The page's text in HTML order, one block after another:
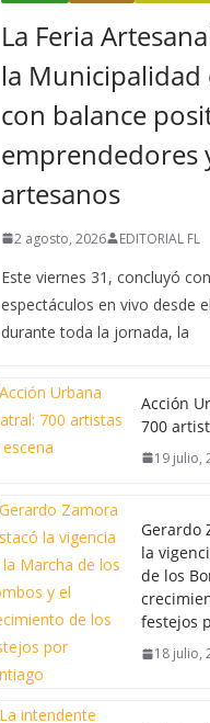
La Feria
la Municipalidad
con balance
emprendedores
artesanos
2 agosto, 2026 EDITORIAL FL
Este viernes 31, concluyó
espectáculos en vivo desde
durante toda la jornada, la
Acción
700
19 julio,
Gerardo
la
de los
festejos
18 julio,